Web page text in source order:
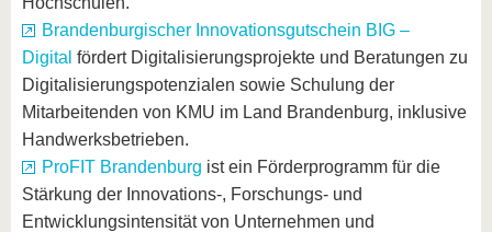
Brandenburgischer Innovationsgutschein BIG –
Digital fördert Digitalisierungsprojekte und Beratungen zu
Digitalisierungspotenzialen sowie Schulung der
Mitarbeitenden von KMU im Land Brandenburg, inklusive
Handwerksbetrieben.
ProFIT Brandenburg ist ein Förderprogramm für die
Stärkung der Innovations-, Forschungs- und
Entwicklungsintensität von Unternehmen und